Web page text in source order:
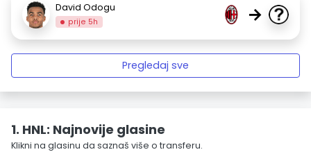
David Odogu
prije 5h →
Pregledaj sve
1. HNL: Najnovije glasine
Klikni na glasinu da saznaš više o transferu.